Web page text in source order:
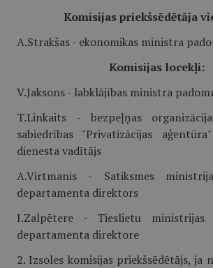
Komisijas priekšsēdētāja
A.Strakšas - ekonomikas ministra
Komisijas locekļi:
V.Jaksons - labklājības ministra
T.Linkaits - bezpeļņas
sabiedrības "Privatizācijas
dienesta vadītājs
A.Virtmanis - Satiksmes
departamenta direktors
I.Zalpētere - Tieslietu ministrijas
departamenta direktore
2. Izsoles komisijas priekšsēdētājs, ja